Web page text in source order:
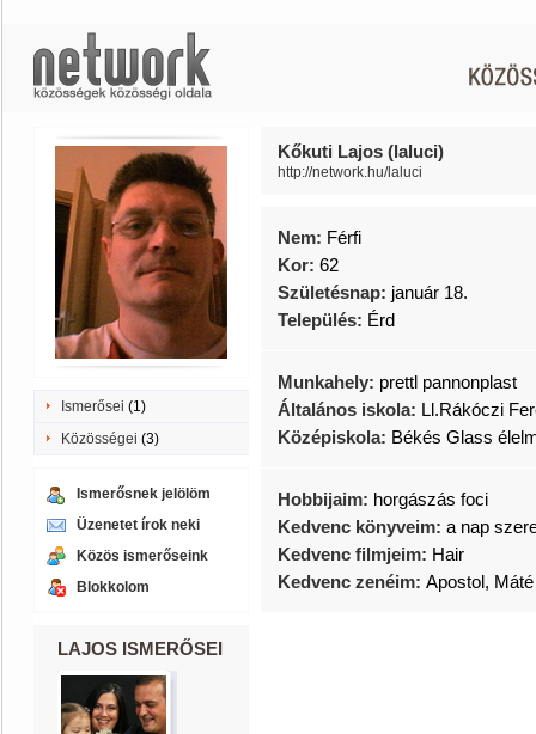
Ismerősei (1)
Közösségei (3)
Ismerősnek jelölöm
Üzenetet írok neki
Közös ismerőseink
Blokkolom
LAJOS ISMERŐSEI
Kőkuti Lajos (laluci)
http://network.hu/laluci
Nem: Férfi
Kor: 62
Születésnap: január 18.
Település: Érd
Munkahely: prettl pannonplast
Általános iskola: Ll.Rákóczi
Középiskola: Békés Glass
Hobbijaim: horgászás foci
Kedvenc könyveim: a nap
Kedvenc filmjeim: Hair
Kedvenc zenéim: Apostol,